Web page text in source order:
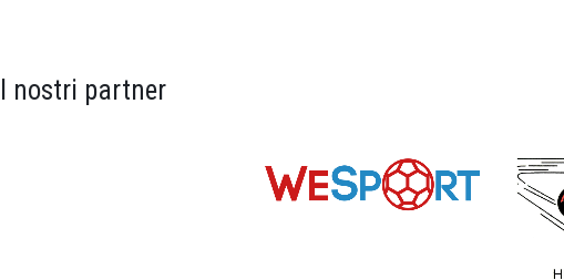
I nostri partner